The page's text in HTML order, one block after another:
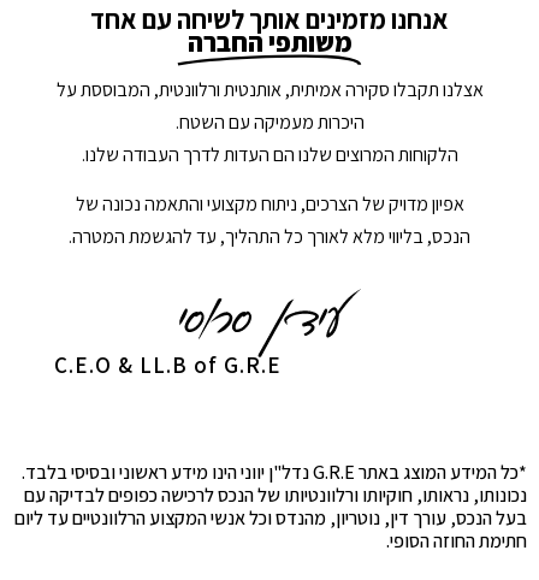
אנחנו מזמינים אותך לשיחה עם אחד
משותפי החברה
אצלנו תקבלו סקירה אמיתית, אותנטית ורלוונטית, המבוססת על
היכרות מעמיקה עם השטח.
הלקוחות המרוצים שלנו הם העדות לדרך העבודה שלנו.
אפיון מדויק של הצרכים, ניתוח מקצועי והתאמה נכונה של
הנכס, בליווי מלא לאורך כל התהליך, עד להגשמת המטרה.
C.E.O & LL.B of G.R.E
*כל המידע המוצג באתר G.R.E נדל"ן יווני הינו מידע ראשוני ובסיסי בלבד.
נכונותו, נראותו, חוקיותו ורלוונטיותו של הנכס לרכישה כפופים לבדיקה עם
בעל הנכס, עורך דין, נוטריון, מהנדס וכל אנשי המקצוע הרלוונטיים עד ליום
חתימת החוזה הסופי.